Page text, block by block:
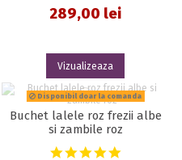
289,00 lei
Vizualizeaza
Disponibil doar la comanda
Buchet lalele roz frezii albe
si zambile roz
5.0 star